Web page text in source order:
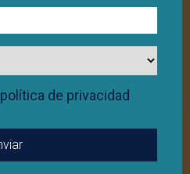
política de privacidad